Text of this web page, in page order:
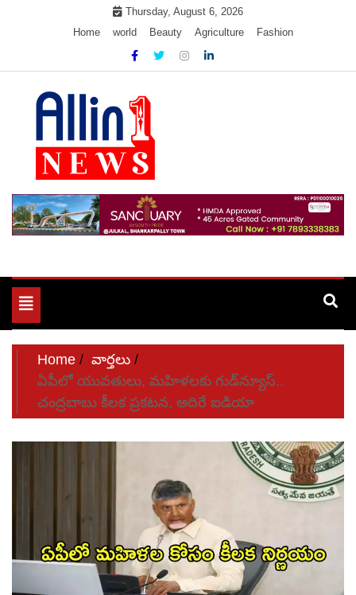
Thursday, August 6, 2026
Home
world Beauty Agriculture Fashion
Allin1news
Toggle
navigation
Home
వార్తలు
ఏపీలో యువతులు, మహిళలకు గుడ్‌న్యూస్..
చంద్రబాబు కీలక ప్రకటన, అదిరే ఐడియా